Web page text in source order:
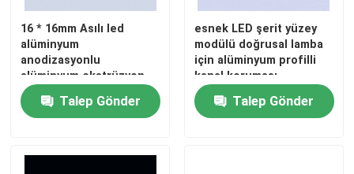
Tek Renkli LED Şerit
Ayarlanabilir Beyaz LED Şerit
LED Şerit Profili
Kenardan Aydınlatmalı LED Bar
16 * 16mm Asılı led
alüminyum
anodizasyonlu
alüminyum ekstrüzyon
led profil yüzey köşe
monte led ışık şeridi
Talep Gönder
esnek LED şerit yüzey
modülü doğrusal lamba
için alüminyum profilli
kanal koruması
Talep Gönder